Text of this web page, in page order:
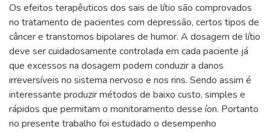
Os efeitos terapêuticos dos sais de lítio são comprovados
no tratamento de pacientes com depressão, certos tipos de
câncer e transtornos bipolares de humor. A dosagem de lítio
deve ser cuidadosamente controlada em cada paciente já
que excessos na dosagem podem conduzir a danos
irreversíveis no sistema nervoso e nos rins. Sendo assim é
interessante produzir métodos de baixo custo, simples e
rápidos que permitam o monitoramento desse íon. Portanto
no presente trabalho foi estudado o desempenho